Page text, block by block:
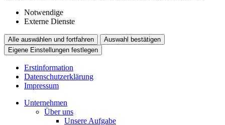
Notwendige
Externe Dienste
Alle auswählen und fortfahren
Auswahl bestätigen
Eigene Einstellungen festlegen
Erstinformation
Datenschutzerklärung
Impressum
Unternehmen
Über uns
Unsere Aufgabe